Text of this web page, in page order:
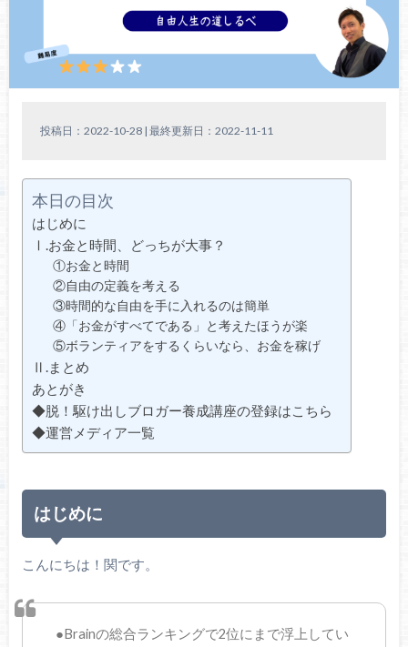
投稿日：2022-10-28 | 最終更新日：2022-11-11
本日の目次
はじめに
Ⅰ.お金と時間、どっちが大事？
①お金と時間
②自由の定義を考える
③時間的な自由を手に入れるのは簡単
④「お金がすべてである」と考えたほうが楽
⑤ボランティアをするくらいなら、お金を稼げ
Ⅱ.まとめ
あとがき
◆脱！駆け出しブロガー養成講座の登録はこちら
◆運営メディア一覧
はじめに
こんにちは！関です。
●Brainの総合ランキングで2位にまで浮上してい